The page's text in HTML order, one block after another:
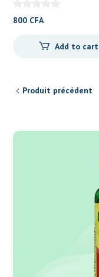
800 CFA
Add to cart
Produit précédent